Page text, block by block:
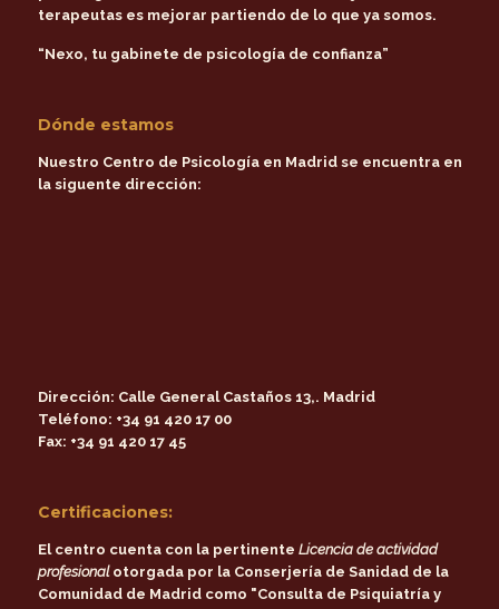
terapeutas es mejorar partiendo de lo que ya somos.
“Nexo, tu gabinete de psicología de confianza”
Dónde estamos
Nuestro Centro de Psicología en Madrid se encuentra en
la siguente dirección:
Dirección: Calle General Castaños 13,. Madrid
Teléfono: +34 91 420 17 00
Fax: +34 91 420 17 45
Certificaciones:
El centro cuenta con la pertinente Licencia de actividad
profesionalotorgada por la Conserjería de Sanidad de la
Comunidad de Madridcomo "Consulta de Psiquiatría y